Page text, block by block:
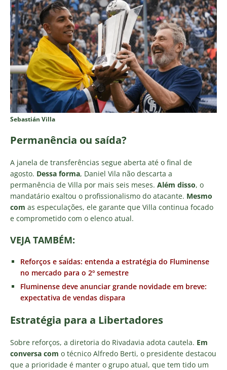
Sebastián Villa
Permanência ou saída?
A janela de transferências segue aberta até o final de
agosto. Dessa forma, Daniel Vila não descarta a
permanência de Villa por mais seis meses. Além disso, o
mandatário exaltou o profissionalismo do atacante. Mesmo
com as especulações, ele garante que Villa continua focado
e comprometido com o elenco atual.
VEJA TAMBÉM:
Reforços e saídas: entenda a estratégia do Fluminense
no mercado para o 2º semestre
Fluminense deve anunciar grande novidade em breve:
expectativa de vendas dispara
Estratégia para a Libertadores
Sobre reforços, a diretoria do Rivadavia adota cautela. Em
conversa com o técnico Alfredo Berti, o presidente destacou
que a prioridade é manter o grupo atual, que tem tido um